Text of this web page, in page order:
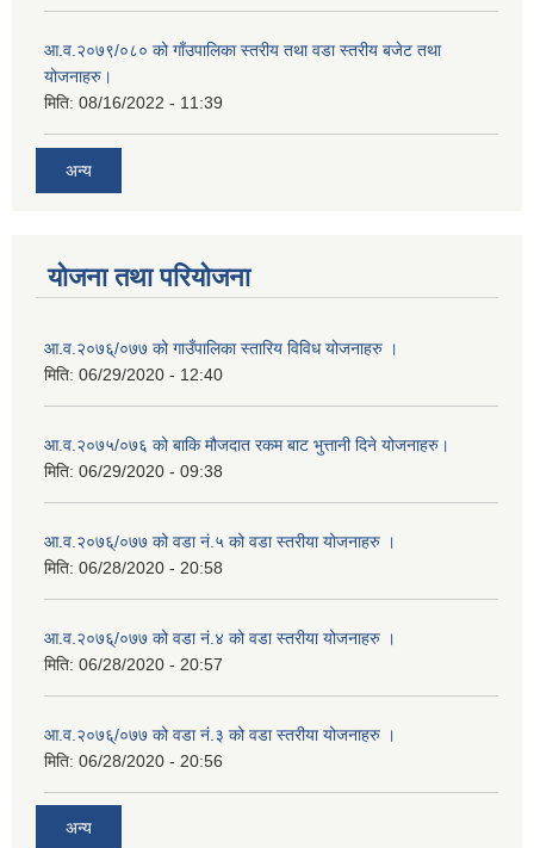
आ.व.२०७९/०८० को गाँउपालिका स्तरीय तथा वडा स्तरीय बजेट तथा
योजनाहरु।
मिति: 08/16/2022 - 11:39
अन्य
योजना तथा परियोजना
आ.व.२०७६्/०७७ को गाउँपालिका स्तारिय विविध योजनाहरु ।
मिति: 06/29/2020 - 12:40
आ.व.२०७५/०७६ को बाकि मौजदात रकम बाट भुत्तानी दिने योजनाहरु।
मिति: 06/29/2020 - 09:38
आ.व.२०७६्/०७७ को वडा नं.५ को वडा स्तरीया योजनाहरु ।
मिति: 06/28/2020 - 20:58
आ.व.२०७६्/०७७ को वडा नं.४ को वडा स्तरीया योजनाहरु ।
मिति: 06/28/2020 - 20:57
आ.व.२०७६्/०७७ को वडा नं.३ को वडा स्तरीया योजनाहरु ।
मिति: 06/28/2020 - 20:56
अन्य